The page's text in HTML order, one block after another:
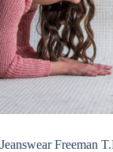
Jeanswear Freeman